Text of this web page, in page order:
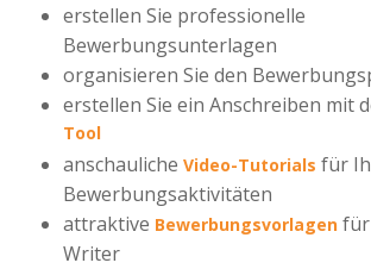
Datenschutz
Nutzungsbedingungen
Spenden
Advertiser
erstellen Sie professionelle
Bewerbungsunterlagen
organisieren Sie den
erstellen Sie ein Anschreiben mit
Tool
anschauliche Video-Tutorials für
Bewerbungsaktivitäten
attraktive Bewerbungsvorlagenfür
Writer